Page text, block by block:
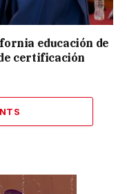
educación de
certificación